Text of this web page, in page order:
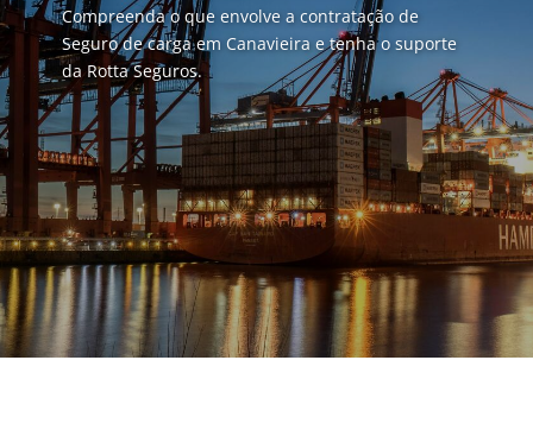
Compreenda o que envolve a contratação de
Seguro de carga em Canavieira e tenha o suporte
da Rotta Seguros.